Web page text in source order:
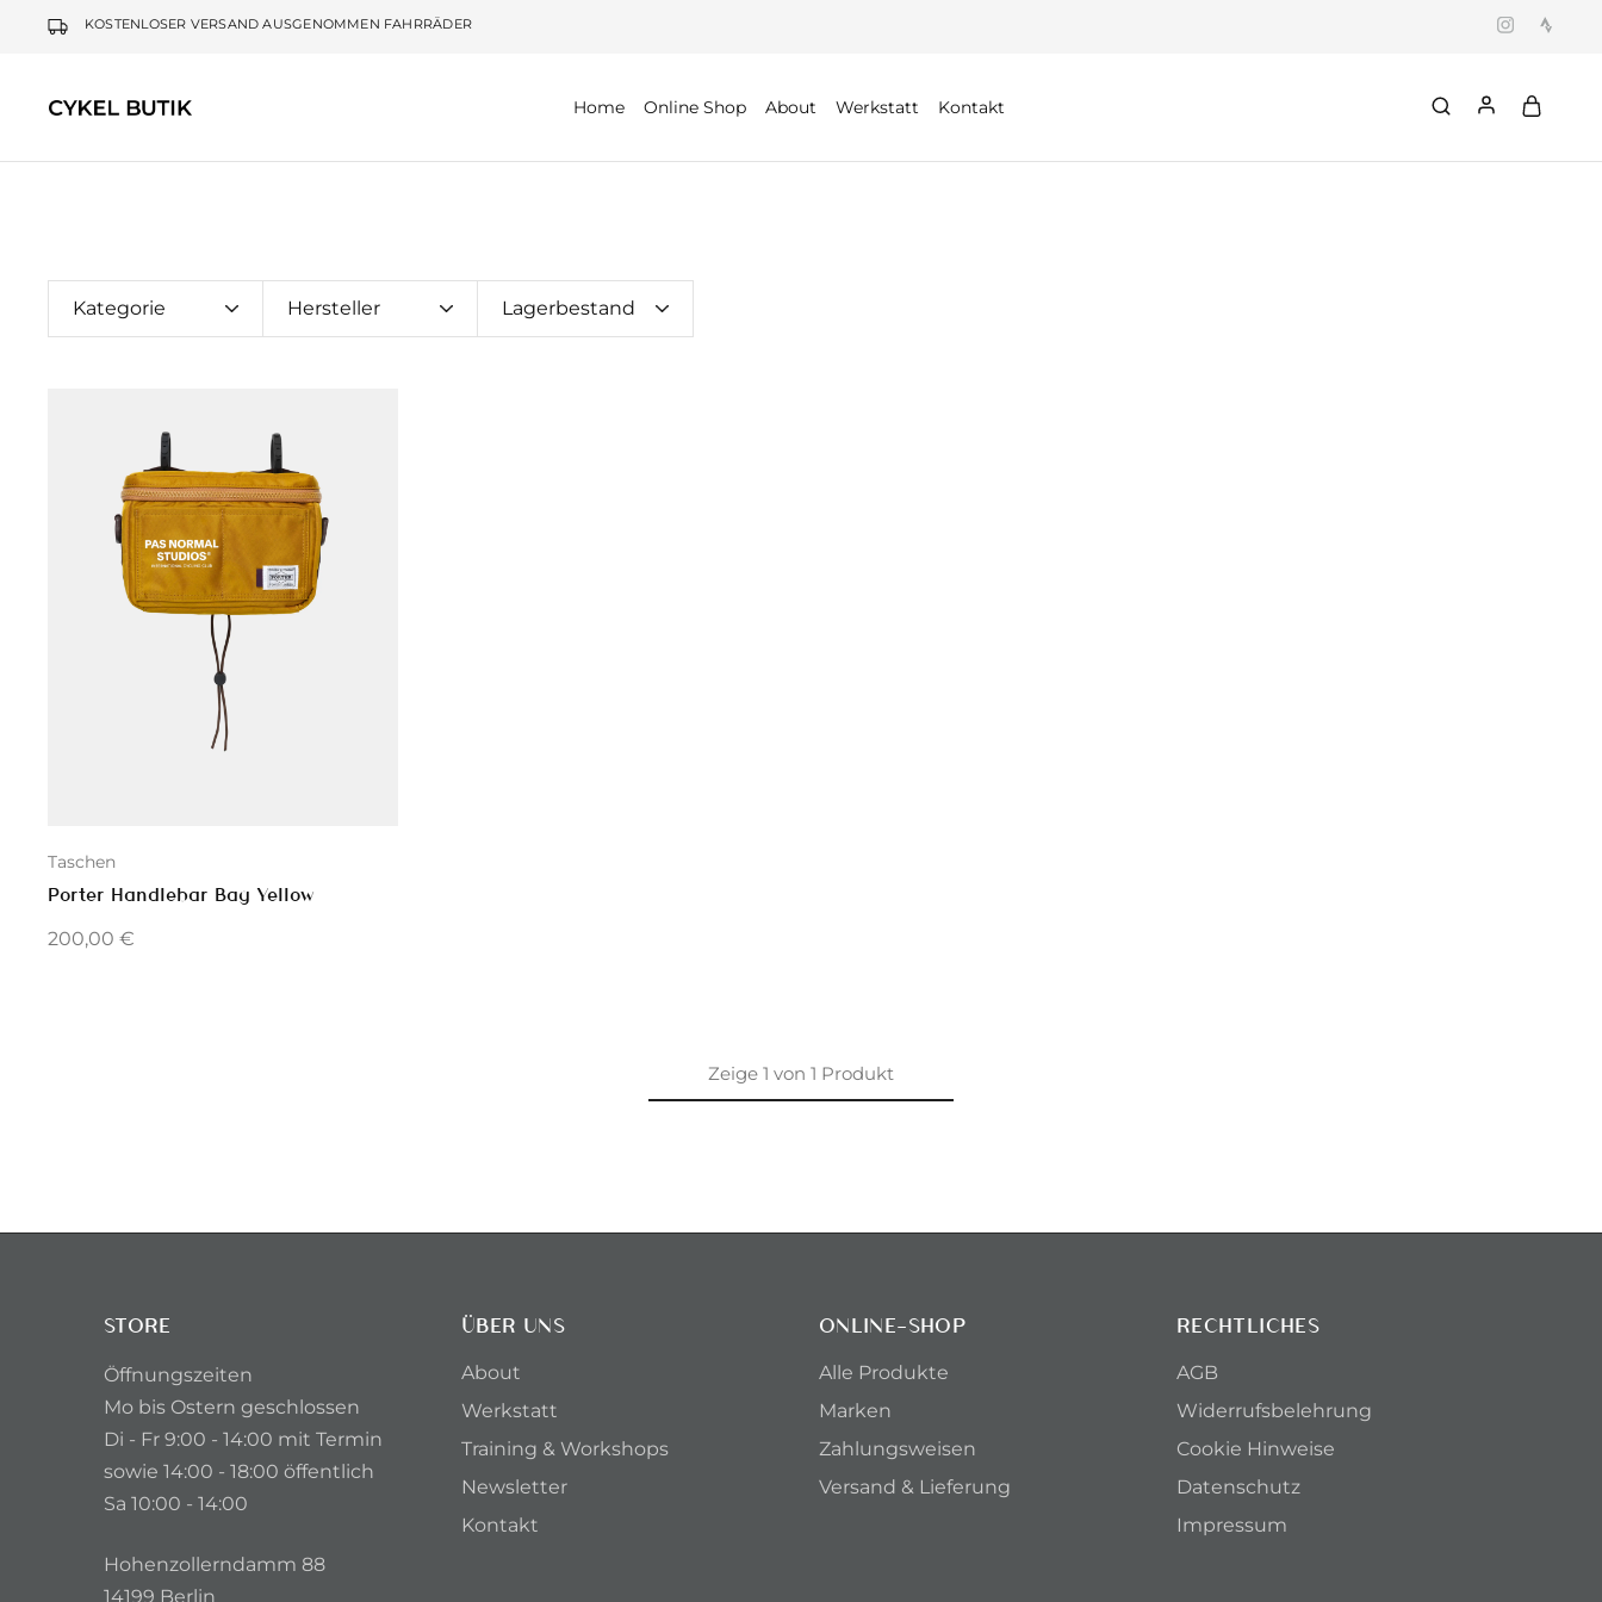
KOSTENLOSER VERSAND AUSGENOMMEN FAHRRÄDER
Cykel
Home Online Shop About Werkstatt Kontakt
Kategorie Hersteller Lagerbestand
Taschen
Porter Handlebar Bag Yellow
200,00 €
Zeige 1 von 1 Produkt
STORE
Öffnungszeiten
Mo bis Ostern geschlossen
Di - Fr 9:00 - 14:00 mit Termin
sowie 14:00 - 18:00 öffentlich
Sa 10:00 - 14:00
Hohenzollerndamm 88
14199 Berlin
ÜBER UNS
About
Werkstatt
Training & Workshops
Newsletter
Kontakt
ONLINE-SHOP
Alle Produkte
Marken
Zahlungsweisen
Versand & Lieferung
RECHTLICHES
AGB
Widerrufsbelehrung
Cookie Hinweise
Datenschutz
Impressum